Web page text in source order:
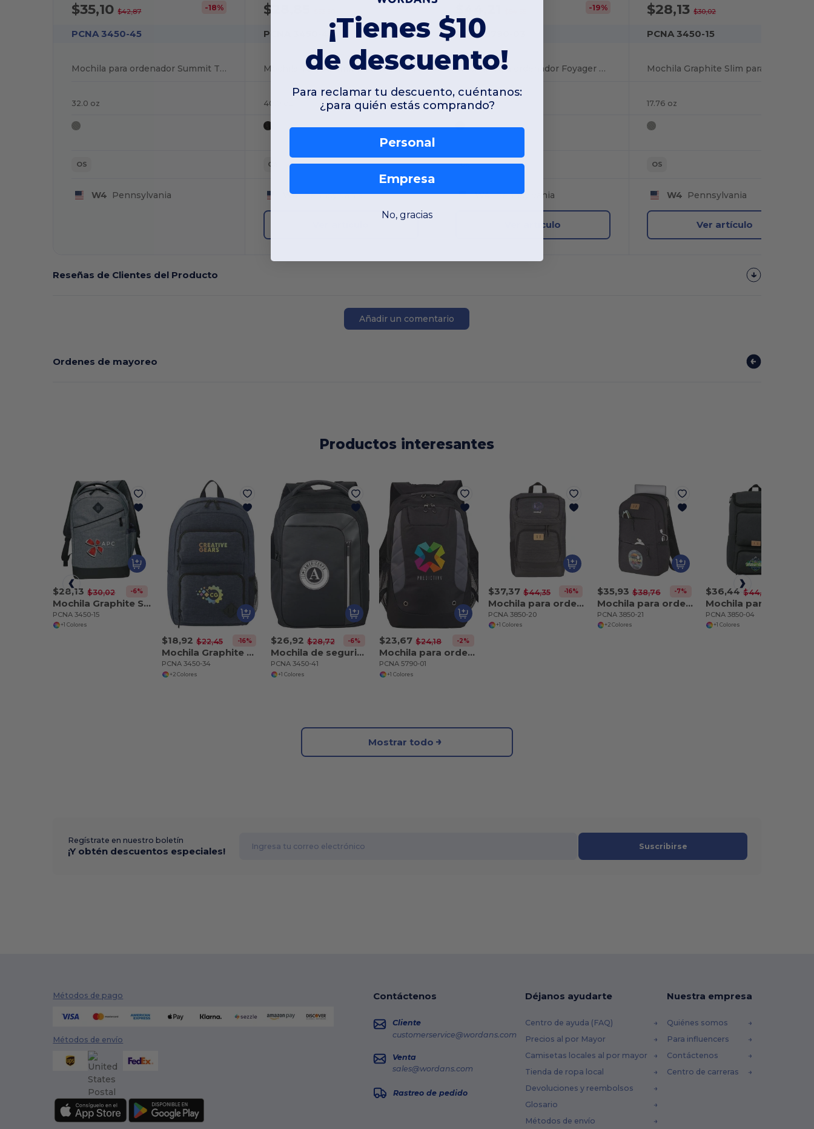
$35,10$42,87 -18%
PCNA 3450-45
Mochila para ordenador Summit TSA 15
32.0 oz
OS
W4 Pennsylvania
$28,85
PCNA 3450-40
Mochila TSA Summit para ordenador de 15
40.0 oz
OS
W4Pennsylvania
-19%
PCNA 5790-03
Mochila para ordenador Foyager TSA 15
28.16 oz
OS
W4Pennsylvania
Ver artículo
$28,13$30,02
PCNA 3450-15
17.76 oz
OS
W4 Pennsylvania
Ver artículo
Reseñas de Clientes del Producto
Añadir un comentario
Ordenes de mayoreo
Productos interesantes
$28,13 $30,02 -6%
Mochila Graphite Slim para ordenador de 15
PCNA 3450-15
+1 Colores
$18,92 $22,45 -16%
Mochila Graphite Deluxe para ordenador de 15
PCNA 3450-34
+2 Colores
$26,92 $28,72 -6%
Mochila de seguridad Vault RFID para ordenador de 15
PCNA 3450-41
+1 Colores
$23,67 $24,18 -2%
Mochila para ordenador Sanford de 15
PCNA 5790-01
+1 Colores
$37,37 $44,35 -16%
Mochila para ordenador NBN Mayfair 15
PCNA 3850-20
+1 Colores
$35,93 $38,76 -7%
Mochila para ordenador de 15" NBN Linden
PCNA 3850-21
+2 Colores
$36,44 $44,56
PCNA 3850-04
+1 Colores
Mostrar todo
Regístrate en nuestro boletín
¡Y obtén descuentos especiales! Suscribirse
Métodos de pago
Métodos de envío
Contáctenos
Cliente
customerservice@wordans.com
Venta
sales@wordans.com
Rastreo de pedido
Déjanos ayudarte
Centro de ayuda (FAQ)
Precios al por Mayor
Camisetas locales al por mayor
Tienda de ropa local
Devoluciones y reembolsos
Glosario
Métodos de envío
Nuestra empresa
Quiénes somos
Para influencers
Contáctenos
Centro de carreras
¡Tienes $10
de descuento!
Para reclamar tu descuento, cuéntanos:
¿para quién estás comprando?
Personal
Empresa
No, gracias